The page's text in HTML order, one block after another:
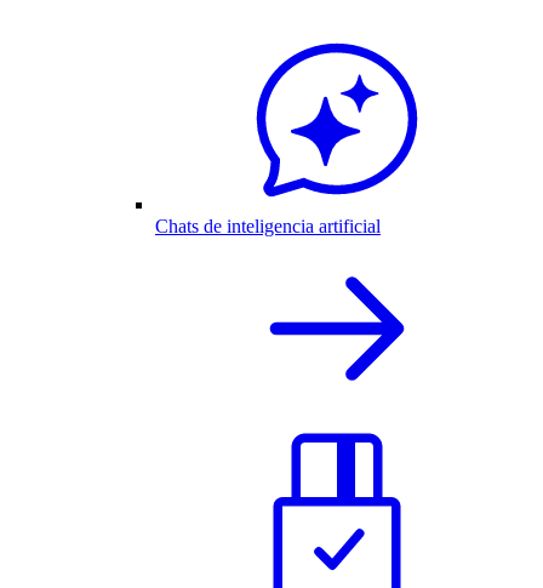
Chats de inteligencia artificial